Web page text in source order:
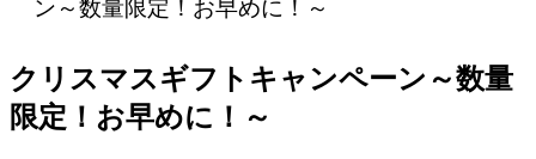
ン～数量限定！お早めに！～
クリスマスギフトキャンペーン～数量
限定！お早めに！～